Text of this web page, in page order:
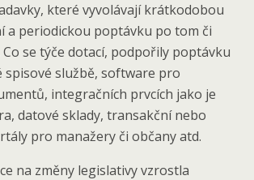
které vyvolávají krátkodobou
a periodickou poptávku po tom či
se týče dotací, podpořily poptávku
spisové službě, software pro
integračních prvcích jako je
datové sklady, transakční nebo
pro manažery či občany atd.
na změny legislativy vzrostla